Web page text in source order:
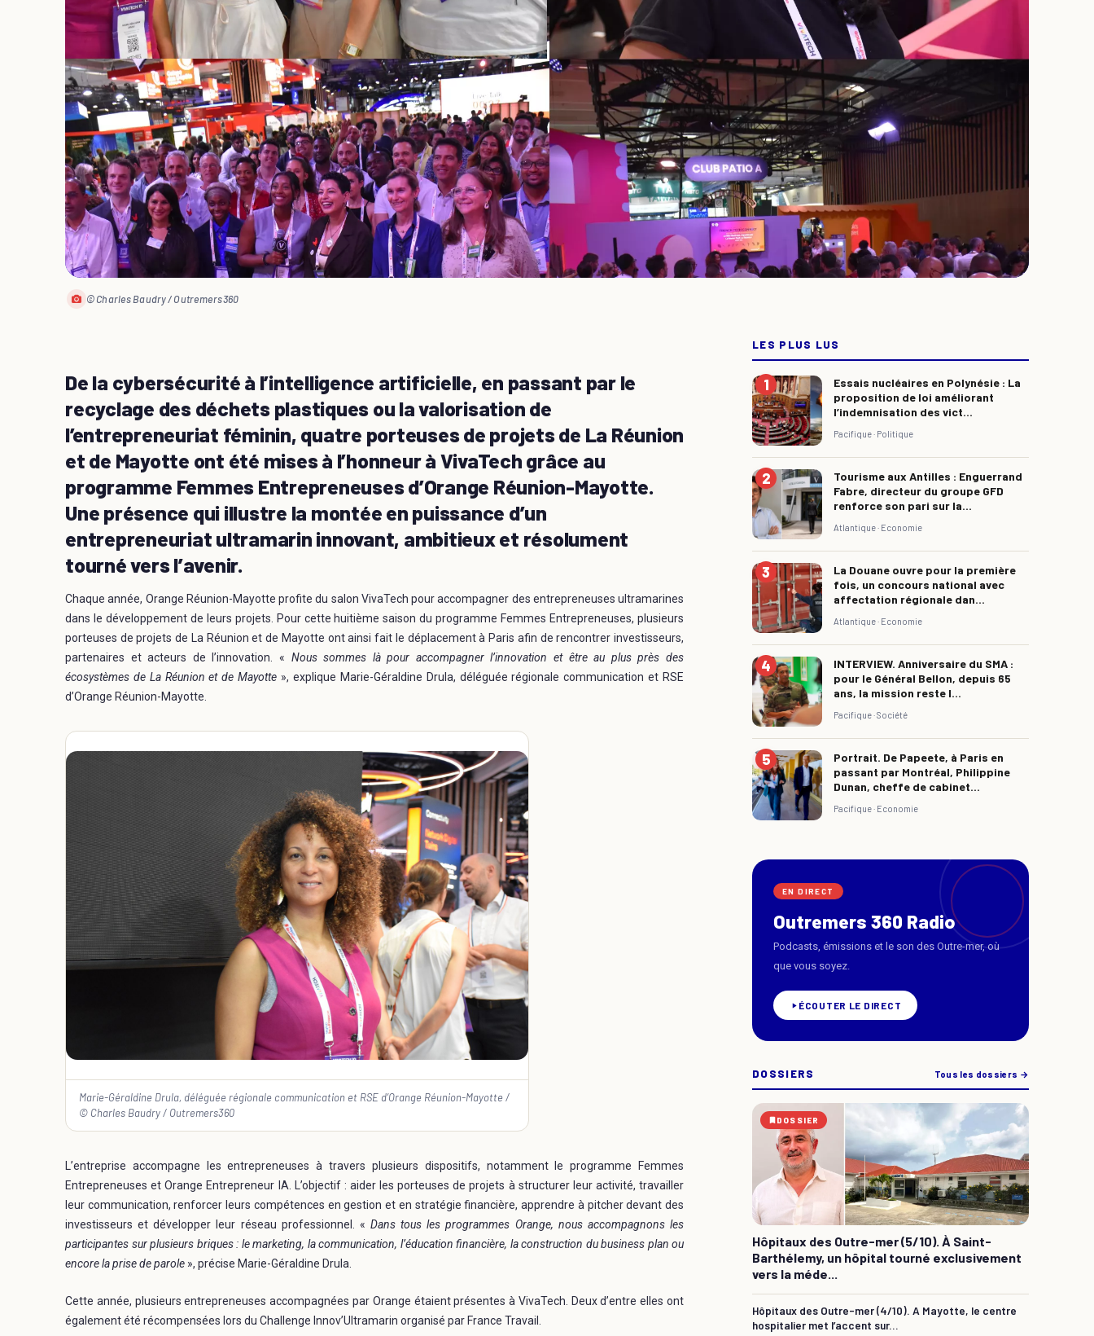
© Charles Baudry / Outremers360
De la cybersécurité à l’intelligence artificielle, en passant par le
recyclage des déchets plastiques ou la valorisation de
l’entrepreneuriat féminin, quatre porteuses de projets de La Réunion
et de Mayotte ont été mises à l’honneur à VivaTech grâce au
programme Femmes Entrepreneuses d’Orange Réunion-Mayotte.
Une présence qui illustre la montée en puissance d’un
entrepreneuriat ultramarin innovant, ambitieux et résolument
tourné vers l’avenir.
Chaque année, Orange Réunion-Mayotte profite du salon VivaTech pour accompagner des entrepreneuses ultramarines
dans le développement de leurs projets. Pour cette huitième saison du programme Femmes Entrepreneuses, plusieurs
porteuses de projets de La Réunion et de Mayotte ont ainsi fait le déplacement à Paris afin de rencontrer investisseurs,
partenaires et acteurs de l’innovation. « Nous sommes là pour accompagner l’innovation et être au plus près des
écosystèmes de La Réunion et de Mayotte », explique Marie-Géraldine Drula, déléguée régionale communication et RSE
d’Orange Réunion-Mayotte.
Marie-Géraldine Drula, déléguée régionale communication et RSE d’Orange Réunion-Mayotte /
© Charles Baudry / Outremers360
L’entreprise accompagne les entrepreneuses à travers plusieurs dispositifs, notamment le programme Femmes
Entrepreneuses et Orange Entrepreneur IA. L’objectif : aider les porteuses de projets à structurer leur activité, travailler
leur communication, renforcer leurs compétences en gestion et en stratégie financière, apprendre à pitcher devant des
investisseurs et développer leur réseau professionnel. « Dans tous les programmes Orange, nous accompagnons les
participantes sur plusieurs briques : le marketing, la communication, l’éducation financière, la construction du business plan ou
encore la prise de parole », précise Marie-Géraldine Drula.
Cette année, plusieurs entrepreneuses accompagnées par Orange étaient présentes à VivaTech. Deux d’entre elles ont
également été récompensées lors du Challenge Innov’Ultramarin organisé par France Travail.
LES PLUS LUS
Essais nucléaires en Polynésie : La
proposition de loi améliorant
l’indemnisation des vict...
Pacifique · Politique
Tourisme aux Antilles : Enguerrand
Fabre, directeur du groupe GFD
renforce son pari sur la...
Atlantique · Economie
La Douane ouvre pour la première
fois, un concours national avec
affectation régionale dan...
Atlantique · Economie
INTERVIEW. Anniversaire du SMA :
pour le Général Bellon, depuis 65
ans, la mission reste l...
Pacifique ·Société
Portrait. De Papeete, à Paris en
passant par Montréal, Philippine
Dunan, cheffe de cabinet...
Pacifique · Economie
EN DIRECT
Outremers 360 Radio
Podcasts, émissions et le son des Outre-mer, où
que vous soyez.
ÉCOUTER LE DIRECT
DOSSIERS Tous les dossiers →
DOSSIER
Hôpitaux des Outre-mer (5/10). À Saint-
Barthélemy, un hôpital tourné exclusivement
vers la méde...
Hôpitaux des Outre-mer (4/10). A Mayotte, le centre
hospitalier met l’accent sur...